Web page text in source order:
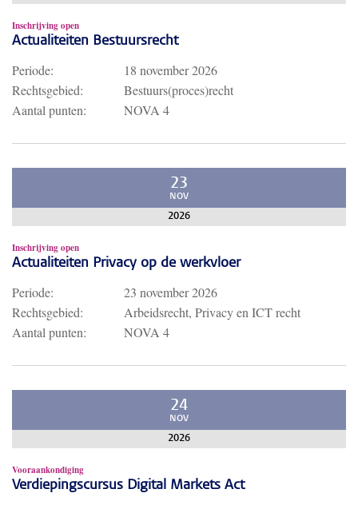
Inschrijving open
Actualiteiten Bestuursrecht
Periode:
18 november 2026
Rechtsgebied:
Bestuurs(proces)recht
Aantal punten:
NOVA 4
23
NOV
2026
Inschrijving open
Actualiteiten Privacy op de werkvloer
Periode:
23 november 2026
Rechtsgebied:
Arbeidsrecht, Privacy en ICT recht
Aantal punten:
NOVA 4
24
NOV
2026
Vooraankondiging
Verdiepingscursus Digital Markets Act